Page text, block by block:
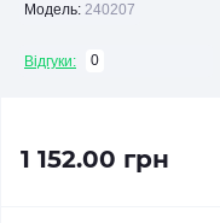
Модель: 240207
Відгуки: 0
1 152.00 грн